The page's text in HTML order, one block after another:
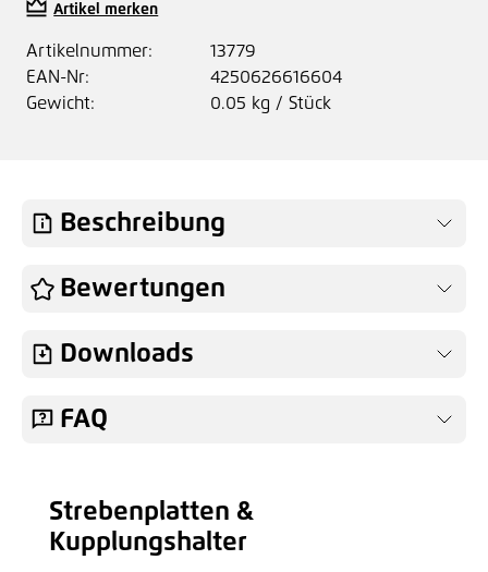
Artikel merken
Artikelnummer:
13779
EAN-Nr:
4250626616604
Gewicht:
0.05 kg / Stück
Beschreibung
Bewertungen
Downloads
FAQ
Produktgalerie überspringen
Strebenplatten &
Kupplungshalter